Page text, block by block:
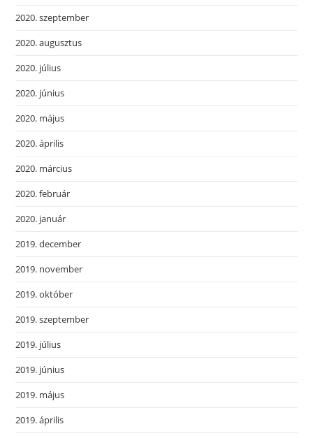
2020. szeptember
2020. augusztus
2020. július
2020. június
2020. május
2020. április
2020. március
2020. február
2020. január
2019. december
2019. november
2019. október
2019. szeptember
2019. július
2019. június
2019. május
2019. április